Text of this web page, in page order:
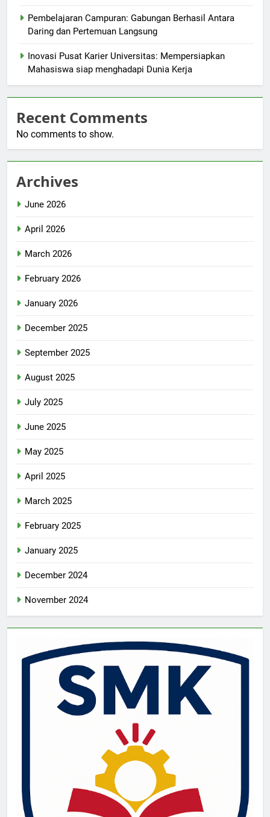
Pembelajaran Campuran: Gabungan Berhasil Antara
Daring dan Pertemuan Langsung
Inovasi Pusat Karier Universitas: Mempersiapkan
Mahasiswa siap menghadapi Dunia Kerja
Recent Comments
No comments to show.
Archives
June 2026
April 2026
March 2026
February 2026
January 2026
December 2025
September 2025
August 2025
July 2025
June 2025
May 2025
April 2025
March 2025
February 2025
January 2025
December 2024
November 2024